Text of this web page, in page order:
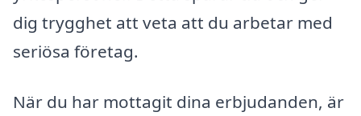
dig trygghet att veta att du arbetar med
seriösa företag.
När du har mottagit dina erbjudanden, är